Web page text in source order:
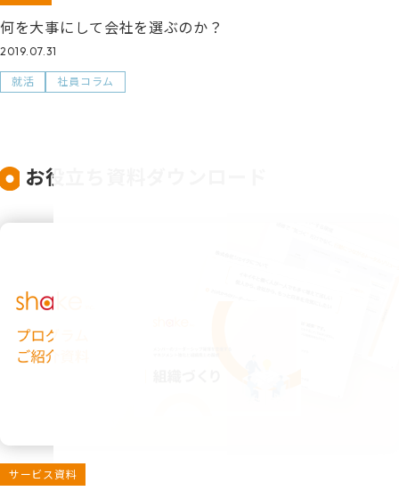
何を大事にして会社を選ぶのか？
2019.07.31
就活 社員コラム
お役立ち資料ダウンロード
サービス資料